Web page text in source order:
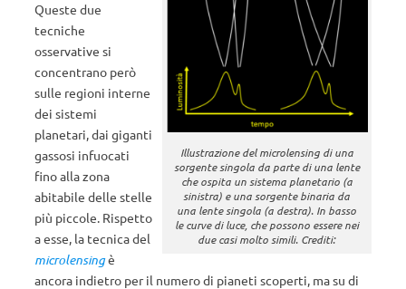
Illustrazione del microlensing di una
sorgente singola da parte di una lente
che ospita un sistema planetario (a
sinistra) e una sorgente binaria da
una lente singola (a destra). In basso
le curve di luce, che possono essere nei
due casi molto simili. Crediti:
Queste due
tecniche
osservative si
concentrano però
sulle regioni interne
dei sistemi
planetari, dai giganti
gassosi infuocati
fino alla zona
abitabile delle stelle
più piccole. Rispetto
a esse, la tecnica del
microlensingè
ancora indietro per il numero di pianeti scoperti, ma su di